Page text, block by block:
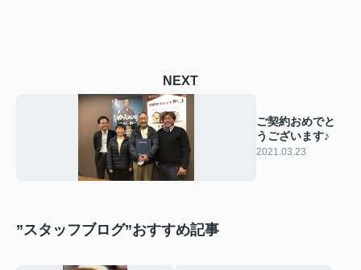
NEXT
ご契約おめでと
うございます♪
2021.03.23
”スタッフブログ”おすすめ記事